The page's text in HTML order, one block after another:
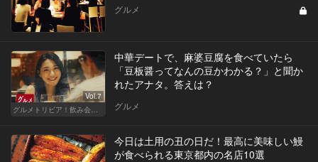
グルメ
Vol.7
中華デートで、麻婆豆腐を食べていたら
「豆板醤ってなんの豆かわかる？」と聞か
れたアナタ。答えは？
グルメ
今日は土用の丑の日だ！最高に美味しい鰻
が食べられる東京都内の名店10選